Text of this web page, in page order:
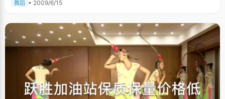
舞蹈 • 2009/6/15